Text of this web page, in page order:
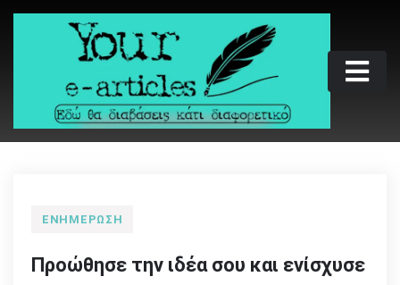
Skip
Your e-articles
Εδώ θα διαβάσεις κάτι διαφορετικό
ΕΝΗΜΈΡΩΣΗ
Προώθησε την ιδέα σου και ενίσχυσε